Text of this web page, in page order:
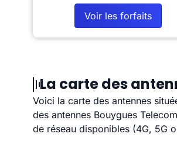
Voir les forfaits
La carte des
Voici la carte des antennes
des antennes Bouygues
de réseau disponibles (4G, 5G